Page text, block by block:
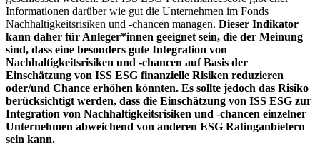
Informationen darüber wie gut die Unternehmen im Fonds
Nachhaltigkeitsrisiken und -chancen managen. Dieser Indikator
kann daher für Anleger*innen geeignet sein, die der Meinung
sind, dass eine besonders gute Integration von
Nachhaltigkeitsrisiken und -chancen auf Basis der
Einschätzung von ISS ESG finanzielle Risiken reduzieren
oder/und Chance erhöhen könnten. Es sollte jedoch das Risiko
berücksichtigt werden, dass die Einschätzung von ISS ESG zur
Integration von Nachhaltigkeitsrisiken und -chancen einzelner
Unternehmen abweichend von anderen ESG Ratinganbietern
sein kann.